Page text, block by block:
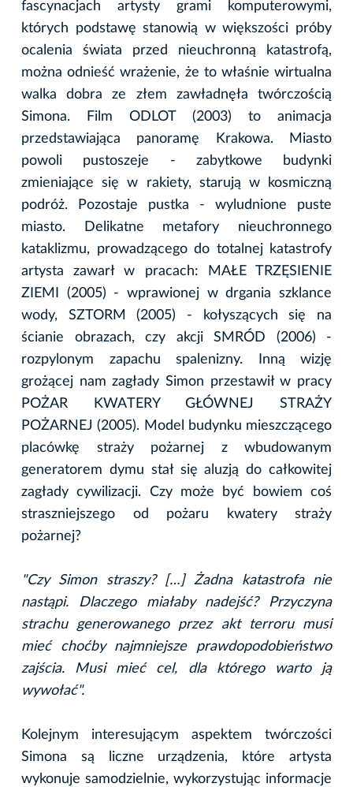
fascynacjach artysty grami komputerowymi,
których podstawę stanowią w większości próby
ocalenia świata przed nieuchronną katastrofą,
można odnieść wrażenie, że to właśnie wirtualna
walka dobra ze złem zawładnęła twórczością
Simona. Film ODLOT (2003) to animacja
przedstawiająca panoramę Krakowa. Miasto
powoli pustoszeje - zabytkowe budynki
zmieniające się w rakiety, starują w kosmiczną
podróż. Pozostaje pustka - wyludnione puste
miasto. Delikatne metafory nieuchronnego
kataklizmu, prowadzącego do totalnej katastrofy
artysta zawarł w pracach: MAŁE TRZĘSIENIE
ZIEMI (2005) - wprawionej w drgania szklance
wody, SZTORM (2005) - kołyszących się na
ścianie obrazach, czy akcji SMRÓD (2006) -
rozpylonym zapachu spalenizny. Inną wizję
grożącej nam zagłady Simon przestawił w pracy
POŻAR KWATERY GŁÓWNEJ STRAŻY
POŻARNEJ (2005). Model budynku mieszczącego
placówkę straży pożarnej z wbudowanym
generatorem dymu stał się aluzją do całkowitej
zagłady cywilizacji. Czy może być bowiem coś
straszniejszego od pożaru kwatery straży
pożarnej?
"Czy Simon straszy? […] Żadna katastrofa nie
nastąpi. Dlaczego miałaby nadejść? Przyczyna
strachu generowanego przez akt terroru musi
mieć choćby najmniejsze prawdopodobieństwo
zajścia. Musi mieć cel, dla którego warto ją
wywołać".
Kolejnym interesującym aspektem twórczości
Simona są liczne urządzenia, które artysta
wykonuje samodzielnie, wykorzystując informacje